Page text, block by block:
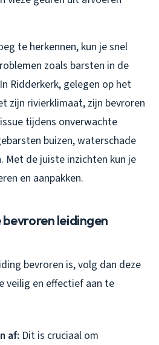
te herkennen, kun je snel
zoals barsten in de
Ridderkerk, gelegen op het
zijn rivierklimaat, zijn bevroren
tijdens onverwachte
buizen, waterschade
Met de juiste inzichten kun je
en aanpakken.
leidingen
bevroren is, volg dan deze
veilig en effectief aan te
af: Dit is cruciaal om